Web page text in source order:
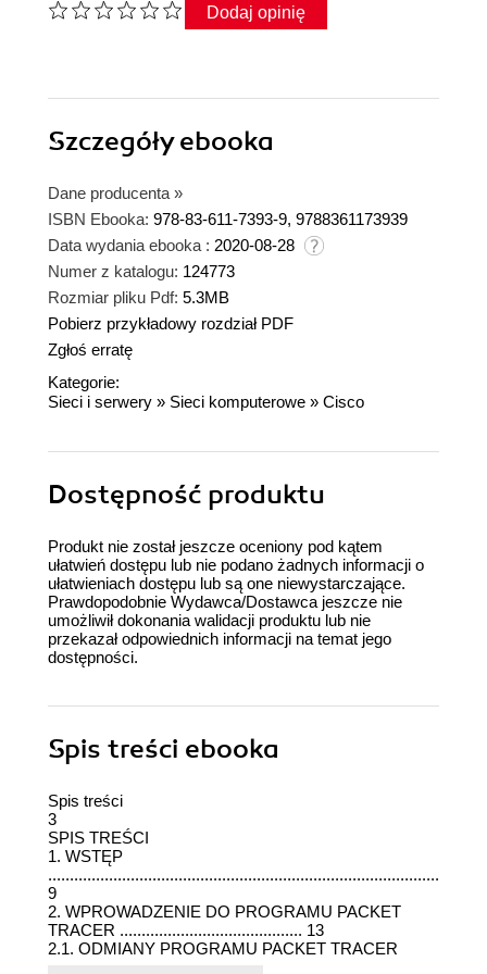
Dodaj opinię
Szczegółyebooka
Dane producenta »
ISBN Ebooka: 978-83-611-7393-9, 9788361173939
Data wydania ebooka : 2020-08-28
Numer z katalogu: 124773
Rozmiar pliku Pdf: 5.3MB
Pobierz przykładowy rozdział PDF
Zgłoś erratę
Kategorie:
Sieci i serwery » Sieci komputerowe » Cisco
Dostępność produktu
Produkt nie został jeszcze oceniony pod kątem
ułatwień dostępu lub nie podano żadnych informacji o
ułatwieniach dostępu lub są one niewystarczające.
Prawdopodobnie Wydawca/Dostawca jeszcze nie
umożliwił dokonania walidacji produktu lub nie
przekazał odpowiednich informacji na temat jego
dostępności.
Spis treści ebooka
Spis treści
3
SPIS TREŚCI
1. WSTĘP
9
2. WPROWADZENIE DO PROGRAMU PACKET
TRACER .......................................... 13
2.1. ODMIANY PROGRAMU PACKET TRACER